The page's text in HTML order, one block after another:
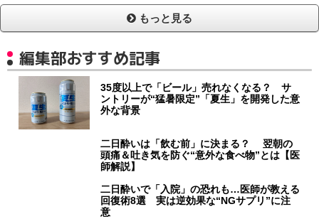
もっと見る
編集部おすすめ記事
35度以上で「ビール」売れなくなる？ サ
ントリーが“猛暑限定”「夏生」を開発した意
外な背景
二日酔いは「飲む前」に決まる？ 翌朝の
頭痛＆吐き気を防ぐ“意外な食べ物”とは【医
師解説】
二日酔いで「入院」の恐れも…医師が教える
回復術8選 実は逆効果な“NGサプリ”に注
意